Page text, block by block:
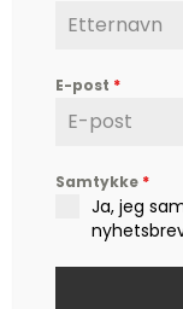
Events
Hjertesaker
Hjertefred
Om Björg
E-post *
Samtykke *
Ja, jeg